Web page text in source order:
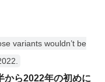
variants wouldn’t be
から2022年の初めに